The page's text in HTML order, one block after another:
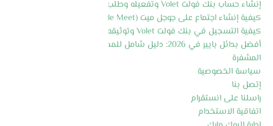
إنشاء حساب بنك فولت Volet وتفعيله وطلب بطاقة الماسترد كارد
كيفية إنشاء اجتماع على جوجل ميت (Google Meet) خطوة بخطوة 2026
كيفية التسجيل في بنك فولت Volet وتوثيقه وطلب البطاقة 2026
أفضل بدائل بايير في 2026: دليل شامل للمحافظ الإلكترونية والعملات
المشفرة
سياسة الخصوصية
إتصل بنا
راسلنا على انستقرام
اتفاقية الاستخدام